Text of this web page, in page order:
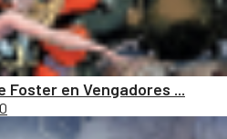
Foster en Vengadores ...